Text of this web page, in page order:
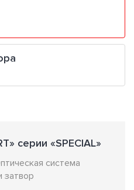
серии «SPECIAL»
система
затвор